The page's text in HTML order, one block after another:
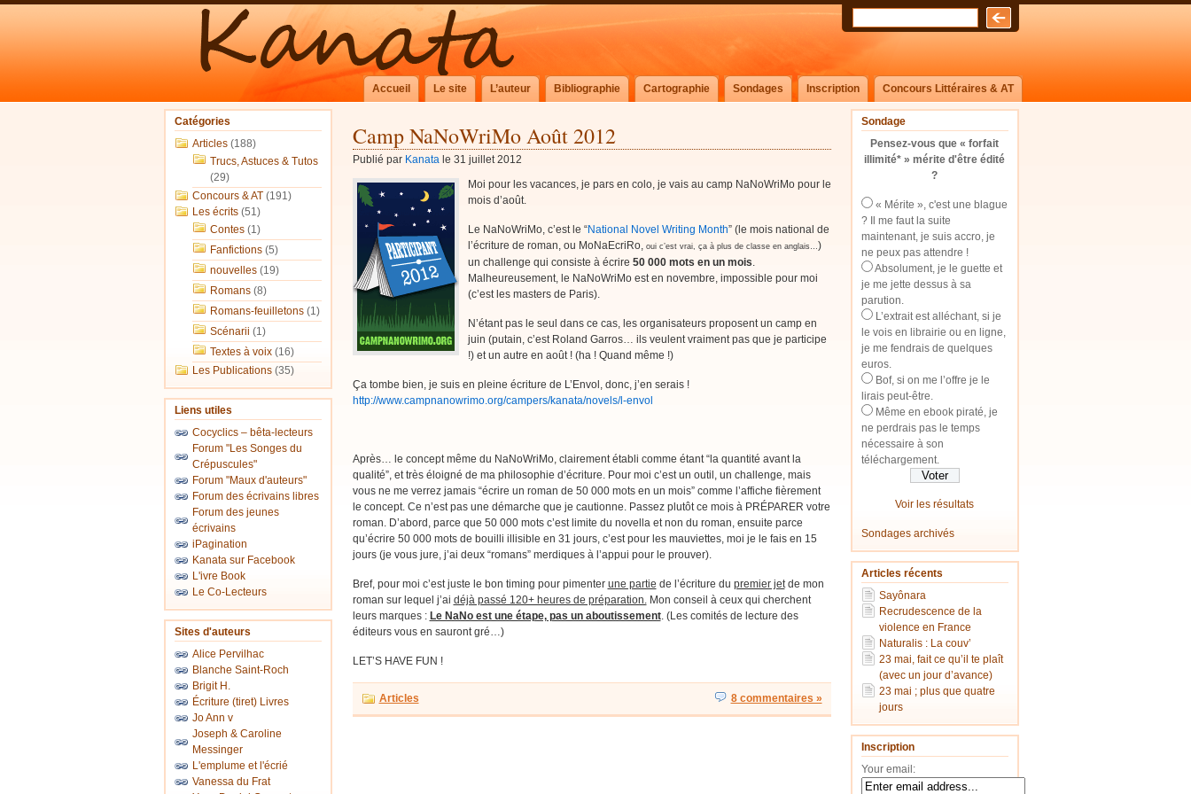
Accueil Le site L’auteur Bibliographie Cartographie Sondages Inscription Concours Littéraires & AT
Sondage
Pensez-vous que « forfait
illimité* » mérite d'être édité
?
« Mérite », c'est une blague
? Il me faut la suite
maintenant, je suis accro, je
ne peux pas attendre !
Absolument, je le guette et
je me jette dessus à sa
parution.
L’extrait est alléchant, si je
le vois en librairie ou en ligne,
je me fendrais de quelques
euros.
Bof, si on me l’offre je le
lirais peut-être.
Même en ebook piraté, je
ne perdrais pas le temps
nécessaire à son
téléchargement.
Voir les résultats
Sondages archivés
Articles récents
Sayônara
Recrudescence de la
violence en France
Naturalis : La couv’
23 mai, fait ce qu’il te plaît
(avec un jour d’avance)
23 mai ; plus que quatre
jours
Inscription
Your email:
Catégories
Articles(188)
Trucs, Astuces & Tutos
(29)
Concours & AT(191)
Les écrits(51)
Contes(1)
Fanfictions(5)
nouvelles(19)
Romans(8)
Romans-feuilletons(1)
Scénarii (1)
Textes à voix(16)
Les Publications(35)
Liens utiles
Cocyclics – bêta-lecteurs
Forum "Les Songes du
Crépuscules"
Forum "Maux d'auteurs"
Forum des écrivains libres
Forum des jeunes
écrivains
iPagination
Kanata sur Facebook
L'ivre Book
Le Co-Lecteurs
Sites d'auteurs
Alice Pervilhac
Blanche Saint-Roch
Brigit H.
Écriture (tiret) Livres
Jo Ann v
Joseph & Caroline
Messinger
L'emplume et l'écrié
Vanessa du Frat
Camp NaNoWriMo Août 2012
Publié par Kanatale 31 juillet 2012
Moi pour les vacances, je pars en colo, je vais au camp NaNoWriMo pour le
mois d’août.
Le NaNoWriMo, c’est le “National Novel Writing Month” (le mois national de
l’écriture de roman, ou MoNaEcriRo, oui c’est vrai, ça à plus de classe en anglais…)
un challenge qui consiste à écrire 50 000 mots en un mois.
Malheureusement, le NaNoWriMo est en novembre, impossible pour moi
(c’est les masters de Paris).
N’étant pas le seul dans ce cas, les organisateurs proposent un camp en
juin (putain, c’est Roland Garros… ils veulent vraiment pas que je participe
!) et un autre en août ! (ha ! Quand même !)
Ça tombe bien, je suis en pleine écriture de L’Envol, donc, j’en serais !
http://www.campnanowrimo.org/campers/kanata/novels/l-envol
Après… le concept même du NaNoWriMo, clairement établi comme étant “la quantité avant la
qualité”, et très éloigné de ma philosophie d’écriture. Pour moi c’est un outil, un challenge, mais
vous ne me verrez jamais “écrire un roman de 50 000 mots en un mois” comme l’affiche fièrement
le concept. Ce n’est pas une démarche que je cautionne. Passez plutôt ce mois à PRÉPARER votre
roman. D’abord, parce que 50 000 mots c’est limite du novella et non du roman, ensuite parce
qu’écrire 50 000 mots de bouilli illisible en 31 jours, c’est pour les mauviettes, moi je le fais en 15
jours (je vous jure, j’ai deux “romans” merdiques à l’appui pour le prouver).
Bref, pour moi c’est juste le bon timing pour pimenter une partie de l’écriture du premier jetde mon
roman sur lequel j’ai déjà passé 120+ heures de préparation.Mon conseil à ceux qui cherchent
leurs marques : Le NaNo est une étape, pas un aboutissement. (Les comités de lecture des
éditeurs vous en sauront gré…)
LET’S HAVE FUN !
Articles 8 commentaires »